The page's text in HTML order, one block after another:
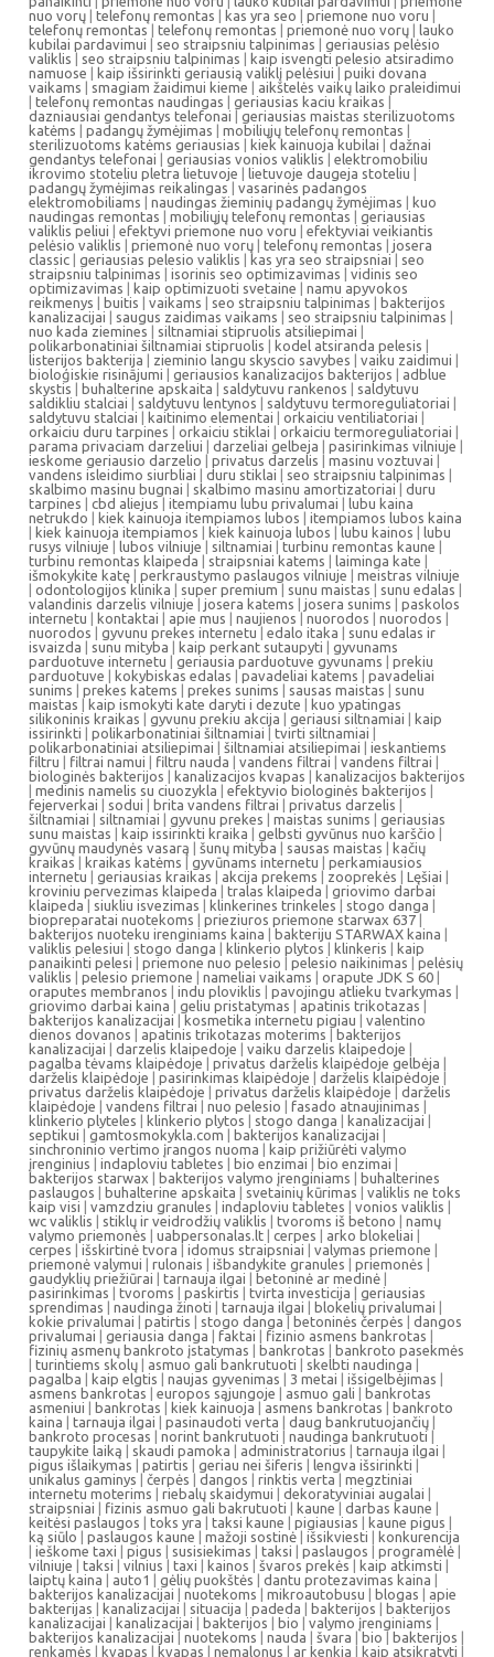
nuo vorų | telefonų remontas | kas yra seo | priemone nuo voru |
telefonų remontas| telefonų remontas | priemonė nuo vorų | lauko
kubilai pardavimui | seo straipsniu talpinimas | geriausias pelėsio
valiklis | seo straipsniu talpinimas | kaip isvengti pelesio atsiradimo
namuose | kaip išsirinkti geriausią valiklį pelėsiui | puiki dovana
vaikams | smagiam žaidimui kieme | aikštelės vaikų laiko praleidimui
| telefonų remontas naudingas | geriausias kaciu kraikas |
dazniausiai gendantys telefonai | geriausias maistas sterilizuotoms
katėms | padangų žymėjimas | mobiliųjų telefonų remontas |
sterilizuotoms katėms geriausias | kiek kainuoja kubilai | dažnai
gendantys telefonai | geriausias vonios valiklis | elektromobiliu
ikrovimo stoteliu pletra lietuvoje | lietuvoje daugeja stoteliu |
padangų žymėjimas reikalingas | vasarinės padangos
elektromobiliams | naudingas žieminių padangų žymėjimas | kuo
naudingas remontas | mobiliųjų telefonų remontas | geriausias
valiklis peliui | efektyvi priemone nuo voru | efektyviai veikiantis
pelėsio valiklis | priemonė nuo vorų | telefonų remontas | josera
classic | geriausias pelesio valiklis | kas yra seo straipsniai | seo
straipsniu talpinimas | isorinis seo optimizavimas | vidinis seo
optimizavimas | kaip optimizuoti svetaine | namu apyvokos
reikmenys | buitis | vaikams | seo straipsniu talpinimas | bakterijos
kanalizacijai | saugus zaidimas vaikams | seo straipsniu talpinimas |
nuo kada ziemines | siltnamiai stipruolis atsiliepimai |
polikarbonatiniai šiltnamiai stipruolis | kodel atsiranda pelesis |
listerijos bakterija | zieminio langu skyscio savybes | vaiku zaidimui |
bioloģiskie risinājumi | geriausios kanalizacijos bakterijos | adblue
skystis | buhalterine apskaita | saldytuvu rankenos | saldytuvu
saldikliu stalciai | saldytuvu lentynos | saldytuvu termoreguliatoriai |
saldytuvu stalciai | kaitinimo elementai | orkaiciu ventiliatoriai |
orkaiciu duru tarpines | orkaiciu stiklai | orkaiciu termoreguliatoriai |
parama privaciam darzeliui | darzeliai gelbeja | pasirinkimas vilniuje |
ieskome geriausio darzelio | privatus darzelis | masinu voztuvai |
vandens isleidimo siurbliai | duru stiklai | seo straipsniu talpinimas |
skalbimo masinu bugnai | skalbimo masinu amortizatoriai | duru
tarpines | cbd aliejus | itempiamu lubu privalumai | lubu kaina
netrukdo | kiek kainuoja itempiamos lubos | itempiamos lubos kaina
| kiek kainuoja itempiamos | kiek kainuoja lubos | lubu kainos | lubu
rusys vilniuje | lubos vilniuje | siltnamiai | turbinu remontas kaune |
turbinu remontas klaipeda | straipsniai katems | laiminga kate |
išmokykite katę | perkraustymo paslaugos vilniuje | meistras vilniuje
| odontologijos klinika | super premium | sunu maistas | sunu edalas |
valandinis darzelis vilniuje | josera katems | josera sunims | paskolos
internetu | kontaktai | apie mus | naujienos | nuorodos | nuorodos |
nuorodos | gyvunu prekes internetu | edalo itaka | sunu edalas ir
isvaizda | sunu mityba | kaip perkant sutaupyti | gyvunams
parduotuve internetu | geriausia parduotuve gyvunams | prekiu
parduotuve | kokybiskas edalas | pavadeliai katems | pavadeliai
sunims | prekes katems | prekes sunims | sausas maistas | sunu
maistas | kaip ismokyti kate daryti i dezute | kuo ypatingas
silikoninis kraikas | gyvunu prekiu akcija | geriausi siltnamiai | kaip
issirinkti | polikarbonatiniai šiltnamiai | tvirti siltnamiai |
polikarbonatiniai atsiliepimai | šiltnamiai atsiliepimai | ieskantiems
filtru | filtrai namui | filtru nauda | vandens filtrai | vandens filtrai |
biologinės bakterijos | kanalizacijos kvapas | kanalizacijos bakterijos
| medinis namelis su ciuozykla | efektyvio biologinės bakterijos |
fejerverkai | sodui | brita vandens filtrai | privatus darzelis |
šiltnamiai | siltnamiai | gyvunu prekes | maistas sunims | geriausias
sunu maistas | kaip issirinkti kraika | gelbsti gyvūnus nuo karščio |
gyvūnų maudynės vasarą | šunų mityba | sausas maistas | kačių
kraikas | kraikas katėms | gyvūnams internetu | perkamiausios
internetu | geriausias kraikas | akcija prekems | zooprekės | Lęšiai |
kroviniu pervezimas klaipeda | tralas klaipeda | griovimo darbai
klaipeda | siukliu isvezimas | klinkerines trinkeles | stogo danga |
biopreparatai nuotekoms | prieziuros priemone starwax 637 |
bakterijos nuoteku irenginiams kaina | bakteriju STARWAX kaina |
valiklis pelesiui | stogo danga | klinkerio plytos | klinkeris | kaip
panaikinti pelesi | priemone nuo pelesio | pelesio naikinimas | pelėsių
valiklis | pelesio priemone | nameliai vaikams | orapute JDK S 60 |
oraputes membranos | indu ploviklis | pavojingu atlieku tvarkymas |
griovimo darbai kaina | geliu pristatymas | apatinis trikotazas |
bakterijos kanalizacijai | kosmetika internetu pigiau | valentino
dienos dovanos | apatinis trikotazas moterims | bakterijos
kanalizacijai | darzelis klaipedoje | vaiku darzelis klaipedoje |
pagalba tėvams klaipėdoje | privatus darželis klaipėdoje gelbėja |
darželis klaipėdoje | pasirinkimas klaipėdoje | darželis klaipėdoje |
privatus darželis klaipėdoje | privatus darželis klaipėdoje | darželis
klaipėdoje | vandens filtrai | nuo pelesio | fasado atnaujinimas |
klinkerio plyteles | klinkerio plytos | stogo danga | kanalizacijai |
septikui | gamtosmokykla.com | bakterijos kanalizacijai |
sinchroninio vertimo įrangos nuoma | kaip prižiūrėti valymo
įrenginius | indaploviu tabletes | bio enzimai | bio enzimai |
bakterijos starwax | bakterijos valymo įrenginiams | buhalterines
paslaugos | buhalterine apskaita | svetainių kūrimas | valiklis ne toks
kaip visi | vamzdziu granules | indaploviu tabletes | vonios valiklis |
wc valiklis | stiklų ir veidrodžių valiklis | tvoroms iš betono | namų
valymo priemonės | uabpersonalas.lt | cerpes | arko blokeliai |
cerpes | išskirtinė tvora | idomus straipsniai | valymas priemone |
priemonė valymui | rulonais | išbandykite granules | priemonės |
gaudyklių priežiūrai | tarnauja ilgai | betoninė ar medinė |
pasirinkimas | tvoroms | paskirtis | tvirta investicija | geriausias
sprendimas | naudinga žinoti | tarnauja ilgai | blokelių privalumai |
kokie privalumai | patirtis | stogo danga | betoninės čerpės | dangos
privalumai | geriausia danga | faktai | fizinio asmens bankrotas |
fizinių asmenų bankroto įstatymas | bankrotas | bankroto pasekmės
| turintiems skolų | asmuo gali bankrutuoti | skelbti naudinga |
pagalba | kaip elgtis | naujas gyvenimas | 3 metai | išsigelbėjimas |
asmens bankrotas | europos sąjungoje | asmuo gali | bankrotas
asmeniui | bankrotas | kiek kainuoja | asmens bankrotas | bankroto
kaina | tarnauja ilgai | pasinaudoti verta | daug bankrutuojančių |
bankroto procesas | norint bankrutuoti | naudinga bankrutuoti |
taupykite laiką | skaudi pamoka | administratorius | tarnauja ilgai |
pigus išlaikymas | patirtis | geriau nei šiferis | lengva išsirinkti |
unikalus gaminys | čerpės | dangos | rinktis verta | megztiniai
internetu moterims | riebalų skaidymui | dekoratyviniai augalai |
straipsniai | fizinis asmuo gali bakrutuoti | kaune | darbas kaune |
keitėsi paslaugos | toks yra | taksi kaune | pigiausias | kaune pigus |
ką siūlo | paslaugos kaune | mažoji sostinė | išsikviesti | konkurencija
| ieškome taxi | pigus | susisiekimas | taksi | paslaugos | programėlė |
vilniuje | taksi | vilnius | taxi | kainos | švaros prekės | kaip atkimsti |
laiptų kaina | auto1 | gėlių puokštės | dantu protezavimas kaina |
bakterijos kanalizacijai | nuotekoms | mikroautobusu | blogas | apie
bakterijas | kanalizacijai | situacija | padeda | bakterijos | bakterijos
kanalizacijai | kanalizacijai | bakterijos | bio | valymo įrenginiams |
bakterijos kanalizacijai | nuotekoms | nauda | švara |bio | bakterijos |
renkamės | kvapas | kvapas | nemalonus | ar kenkia | kaip atsikratyti |